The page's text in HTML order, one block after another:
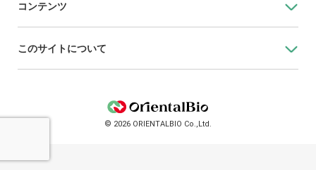
コンテンツ
このサイトについて
© 2026 ORIENTALBIO Co.,Ltd.